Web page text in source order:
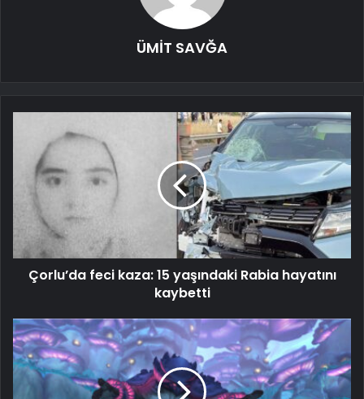
ÜMİT SAVĞA
Çorlu’da feci kaza: 15 yaşındaki Rabia hayatını
kaybetti